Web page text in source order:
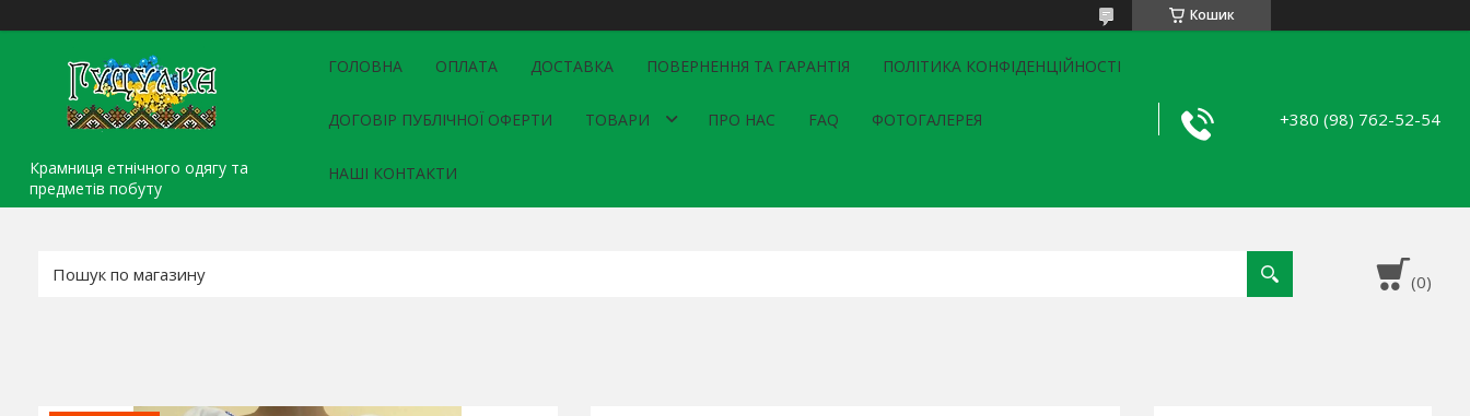
Кошик
Крамниця етнічного одягу та
предметів побуту
ГОЛОВНА ОПЛАТА ДОСТАВКА ПОВЕРНЕННЯ ТА ГАРАНТІЯ ПОЛІТИКА КОНФІДЕНЦІЙНОСТІ
ДОГОВІР ПУБЛІЧНОЇ ОФЕРТИ ТОВАРИ ПРО НАС FAQ ФОТОГАЛЕРЕЯ
НАШІ КОНТАКТИ
+380 (98) 762-52-54